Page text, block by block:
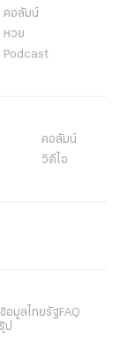
คอลัมน์
หวย
Podcast
คอลัมน์
วิดีโอ
อมูลไทยรัฐFAQ
ป